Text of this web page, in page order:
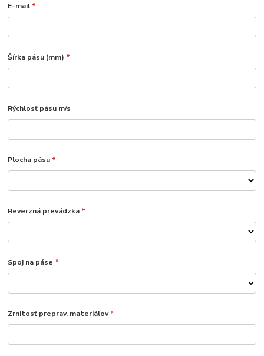
E-mail *
Šírka pásu (mm) *
Rýchlosť pásu m/s
Plocha pásu *
Reverzná prevádzka *
Spoj na páse *
Zrnitosť preprav. materiálov*